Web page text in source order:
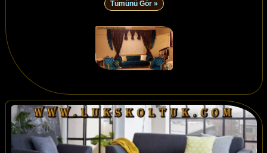
Tümünü Gör »